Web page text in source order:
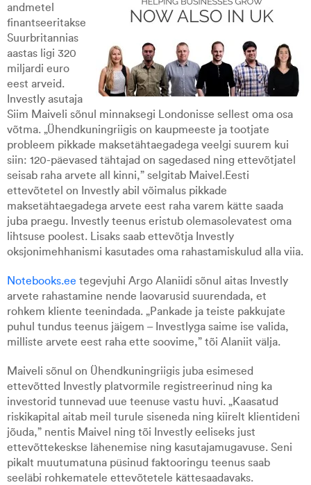
andmetel
finantseeritakse
Suurbritannias
aastas ligi 320
miljardi euro
eest arveid.
Investly asutaja
Siim Maiveli sõnul minnaksegi Londonisse sellest oma osa
võtma. „Ühendkuningriigis on kaupmeeste ja tootjate
probleem pikkade maksetähtaegadega veelgi suurem kui
siin: 120-päevased tähtajad on sagedased ning ettevõtjatel
seisab raha arvete all kinni,” selgitab Maivel.Eesti
ettevõtetel on Investly abil võimalus pikkade
maksetähtaegadega arvete eest raha varem kätte saada
juba praegu. Investly teenus eristub olemasolevatest oma
lihtsuse poolest. Lisaks saab ettevõtja Investly
oksjonimehhanismi kasutades oma rahastamiskulud alla viia.
Notebooks.ee tegevjuhi Argo Alaniidi sõnul aitas Investly
arvete rahastamine nende laovarusid suurendada, et
rohkem kliente teenindada. „Pankade ja teiste pakkujate
puhul tundus teenus jäigem – Investlyga saime ise valida,
milliste arvete eest raha ette soovime,” tõi Alaniit välja.
Maiveli sõnul on Ühendkuningriigis juba esimesed
ettevõtted Investly platvormile registreerinud ning ka
investorid tunnevad uue teenuse vastu huvi. „Kaasatud
riskikapital aitab meil turule siseneda ning kiirelt klientideni
jõuda,” nentis Maivel ning tõi Investly eeliseks just
ettevõttekeskse lähenemise ning kasutajamugavuse. Seni
pikalt muutumatuna püsinud faktooringu teenus saab
seeläbi rohkematele ettevõtetele kättesaadavaks.